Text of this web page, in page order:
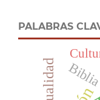
PALABRAS
Biblia